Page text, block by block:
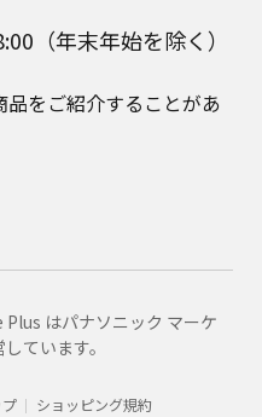
（年末年始を除く）
をご紹介することがあ
はパナソニック マーケ
ています。
ショッピング規約